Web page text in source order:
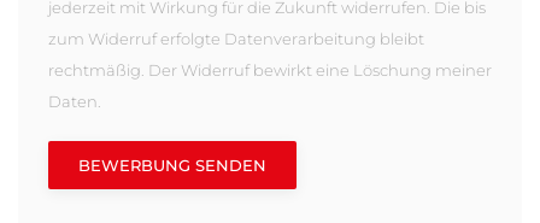
jederzeit mit Wirkung für die Zukunft widerrufen. Die bis
zum Widerruf erfolgte Datenverarbeitung bleibt
rechtmäßig. Der Widerruf bewirkt eine Löschung meiner
Daten.
BEWERBUNG SENDEN